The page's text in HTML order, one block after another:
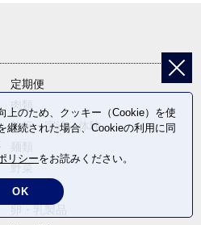
定期便
肉類
旅行・宿泊・体験
野菜
電化製品
上のため、クッキー（Cookie）を使
継続された場合、Cookieの利用に同
リシーをお読みください。
OK